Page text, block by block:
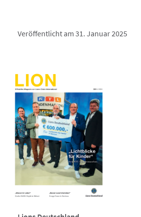
Veröffentlicht am 31. Januar 2025